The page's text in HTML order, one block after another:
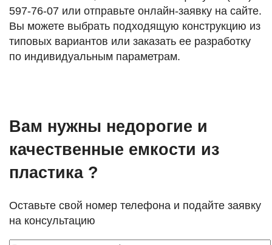
597-76-07 или отправьте онлайн-заявку на сайте.
Вы можете выбрать подходящую конструкцию из
типовых вариантов или заказать ее разработку
по индивидуальным параметрам.
Вам нужны недорогие и
качественные емкости из
пластика ?
Оставьте свой номер телефона и подайте заявку
на консультацию